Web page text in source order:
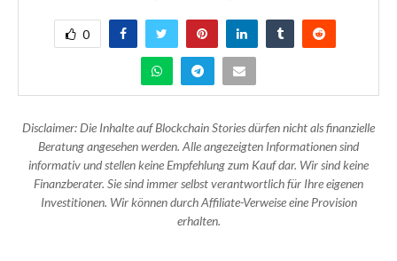
0
Disclaimer: Die Inhalte auf Blockchain Stories dürfen nicht als finanzielle
Beratung angesehen werden. Alle angezeigten Informationen sind
informativ und stellen keine Empfehlung zum Kauf dar. Wir sind keine
Finanzberater. Sie sind immer selbst verantwortlich für Ihre eigenen
Investitionen. Wir können durch Affiliate-Verweise eine Provision
erhalten.